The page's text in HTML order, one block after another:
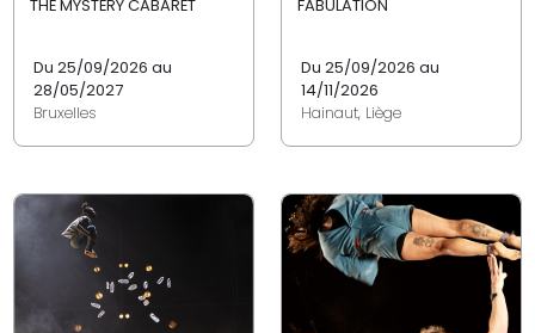
THE MYSTERY CABARET
Du 25/09/2026 au
28/05/2027
Bruxelles
FABULATION
Du 25/09/2026 au
14/11/2026
Hainaut, Liège